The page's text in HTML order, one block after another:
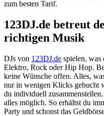
zum besten Tarif.
123DJ.de betreut
richtigen Musik
DJs von 123DJ.de spielen, was
Elektro, Rock oder Hip Hop.
keine Wünsche offen. Alles,
nur in wenigen Klicks gebucht
du individuell
alles möglich. So erhältst du
Party und schonst das